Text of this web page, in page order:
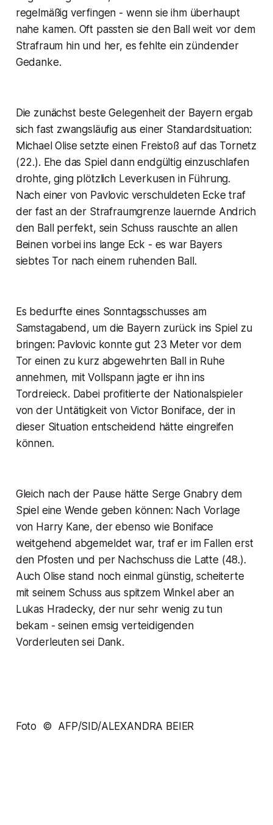
regelmäßig verfingen - wenn sie ihm überhaupt
nahe kamen. Oft passten sie den Ball weit vor dem
Strafraum hin und her, es fehlte ein zündender
Gedanke.
Die zunächst beste Gelegenheit der Bayern ergab
sich fast zwangsläufig aus einer Standardsituation:
Michael Olise setzte einen Freistoß auf das Tornetz
(22.). Ehe das Spiel dann endgültig einzuschlafen
drohte, ging plötzlich Leverkusen in Führung.
Nach einer von Pavlovic verschuldeten Ecke traf
der fast an der Strafraumgrenze lauernde Andrich
den Ball perfekt, sein Schuss rauschte an allen
Beinen vorbei ins lange Eck - es war Bayers
siebtes Tor nach einem ruhenden Ball.
Es bedurfte eines Sonntagsschusses am
Samstagabend, um die Bayern zurück ins Spiel zu
bringen: Pavlovic konnte gut 23 Meter vor dem
Tor einen zu kurz abgewehrten Ball in Ruhe
annehmen, mit Vollspann jagte er ihn ins
Tordreieck. Dabei profitierte der Nationalspieler
von der Untätigkeit von Victor Boniface, der in
dieser Situation entscheidend hätte eingreifen
können.
Gleich nach der Pause hätte Serge Gnabry dem
Spiel eine Wende geben können: Nach Vorlage
von Harry Kane, der ebenso wie Boniface
weitgehend abgemeldet war, traf er im Fallen erst
den Pfosten und per Nachschuss die Latte (48.).
Auch Olise stand noch einmal günstig, scheiterte
mit seinem Schuss aus spitzem Winkel aber an
Lukas Hradecky, der nur sehr wenig zu tun
bekam - seinen emsig verteidigenden
Vorderleuten sei Dank.
Foto © AFP/SID/ALEXANDRA BEIER